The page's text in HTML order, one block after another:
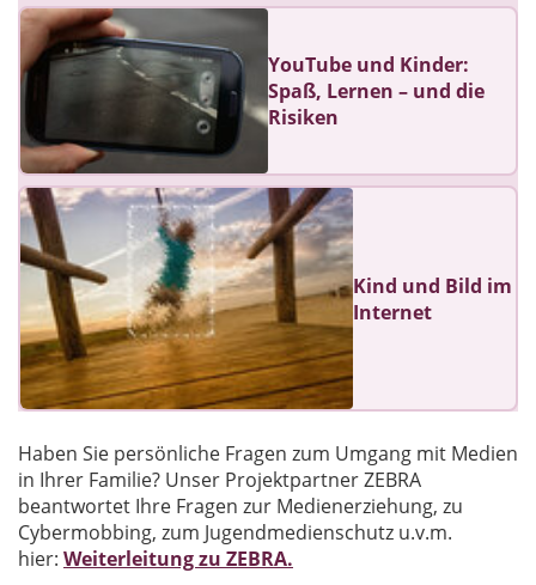
YouTube und Kinder:
Spaß, Lernen – und die
Risiken
Kind und Bild im
Internet
Haben Sie persönliche Fragen zum Umgang mit Medien
in Ihrer Familie? Unser Projektpartner ZEBRA
beantwortet Ihre Fragen zur Medienerziehung, zu
Cybermobbing, zum Jugendmedienschutz u.v.m.
hier: Weiterleitung zu ZEBRA.